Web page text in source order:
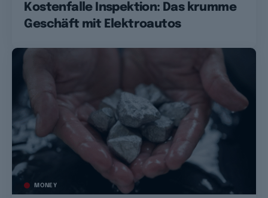
Kostenfalle Inspektion: Das krumme
Geschäft mit Elektroautos
MONEY